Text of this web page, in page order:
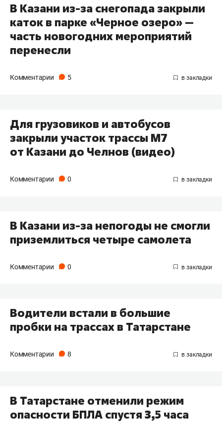
В Казани из-за снегопада закрыли
каток в парке «Черное озеро» —
часть новогодних мероприятий
перенесли
Комментарии 5
Для грузовиков и автобусов
закрыли участок трассы М7
от Казани до Челнов (видео)
Комментарии 0
В Казани из-за непогоды не смогли
приземлиться четыре самолета
Комментарии 0
Водители встали в большие
пробки на трассах в Татарстане
Комментарии 8
В Татарстане отменили режим
опасности БПЛА спустя 3,5 часа